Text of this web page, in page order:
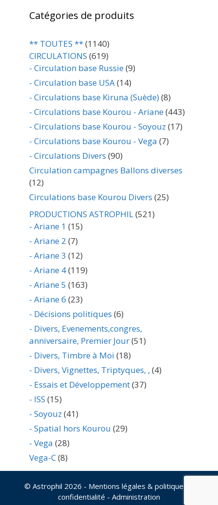
Catégories de produits
** TOUTES **(1140)
CIRCULATIONS (619)
- Circulation base Russie(9)
- Circulation base USA(14)
- Circulations base Kiruna (Suède)(8)
- Circulations base Kourou - Ariane(443)
- Circulations base Kourou - Soyouz (17)
- Circulations base Kourou - Vega (7)
- Circulations Divers (90)
Circulation campagnes Ballons diverses
(12)
Circulations base Kourou Divers (25)
PRODUCTIONS ASTROPHIL(521)
- Ariane 1 (15)
- Ariane 2 (7)
- Ariane 3 (12)
- Ariane 4(119)
- Ariane 5 (163)
- Ariane 6 (23)
- Décisions politiques (6)
- Divers, Evenements,congres,
anniversaire, Premier Jour(51)
- Divers, Timbre à Moi (18)
- Divers, Vignettes, Triptyques, , (4)
- Essais et Développement(37)
- ISS (15)
- Soyouz (41)
- Spatial hors Kourou (29)
- Vega (28)
Vega-C(8)
© Astrophil 2026 - Mentions légales & politique de
confidentialité - Administration